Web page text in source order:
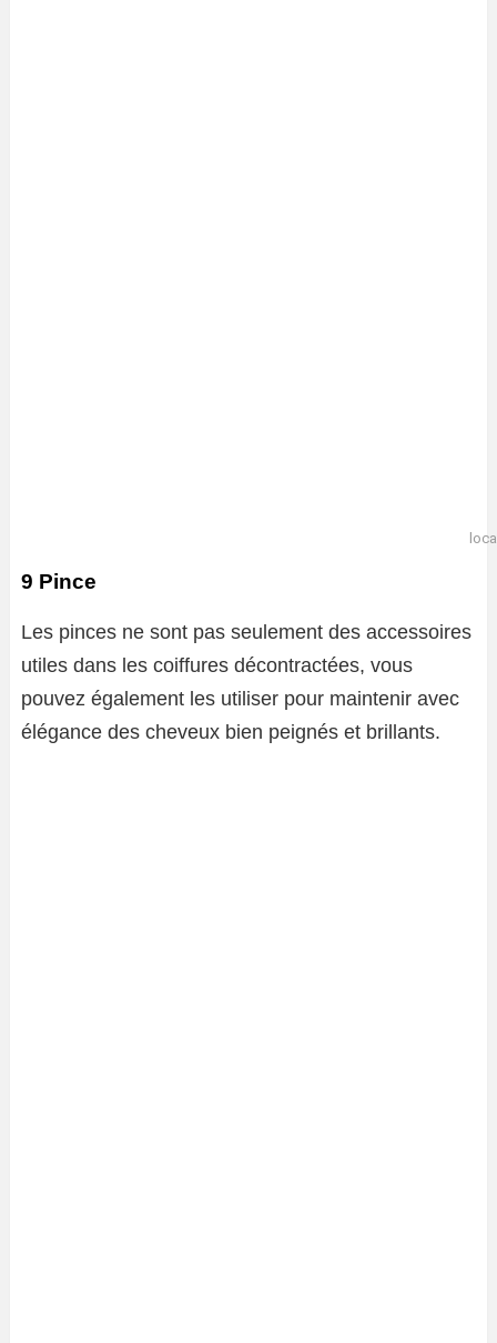
9 Pince
Les pinces ne sont pas seulement des accessoires
utiles dans les coiffures décontractées, vous
pouvez également les utiliser pour maintenir avec
élégance des cheveux bien peignés et brillants.